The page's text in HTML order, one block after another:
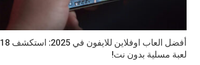
أفضل العاب اوفلاين للايفون في 2025: استكشف 18
لعبة مسلية بدون نت!